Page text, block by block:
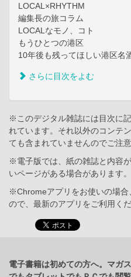
LOCAL×RHYTHM
編集長の旅コラム
LOCALなモノ、コト
もうひとつの港区
10年後も残ってほしい港区名
さらに目次をよむ
※このデジタル雑誌には目次に
れています。それ以外のコンテ
ても含まれていませんのでご注意
※電子版では、紙の雑誌と内容
いページがある場合があります。
※Chromeアプリをお使いの場合
ので、最新のアプリをご利用くだ
電子書籍は初めての方へ。マガ